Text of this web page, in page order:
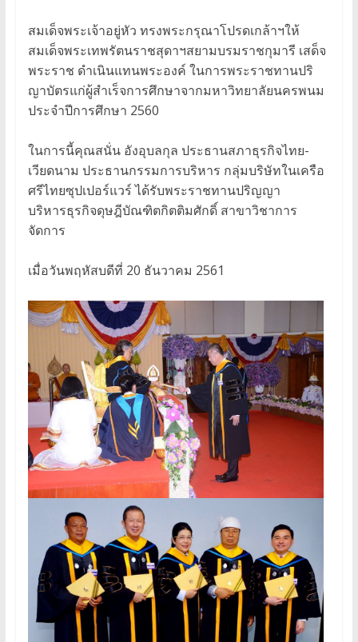
สมเด็จพระเจ้าอยู่หัว ทรงพระกรุณาโปรดเกล้าฯให้
สมเด็จพระเทพรัตนราชสุดาฯสยามบรมราชกุมารี เสด็จ
พระราช ดำเนินแทนพระองค์ ในการพระราชทานปริ
ญาบัตรแก่ผู้สำเร็จการศึกษาจากมหาวิทยาลัยนครพนม
ประจำปีการศึกษา 2560
ในการนี้คุณสนั่น อังอุบลกุล ประธานสภาธุรกิจไทย-
เวียดนาม ประธานกรรมการบริหาร กลุ่มบริษัทในเครือ
ศรีไทยซุปเปอร์แวร์ ได้รับพระราชทานปริญญา
บริหารธุรกิจดุษฎีบัณฑิตกิตติมศักดิ์ สาขาวิชาการ
จัดการ
เมื่อวันพฤหัสบดีที่ 20 ธันวาคม 2561